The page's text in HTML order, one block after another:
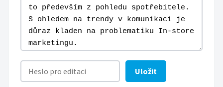
Uložit